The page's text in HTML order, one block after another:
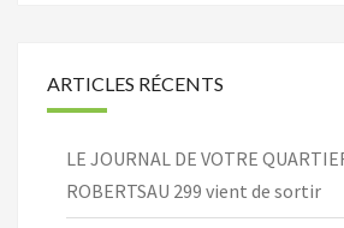
ARTICLES RÉCENTS
LE JOURNAL DE VOTRE
ROBERTSAU 299 vient de sortir